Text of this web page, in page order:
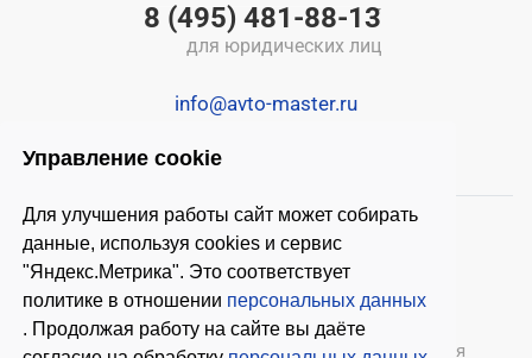
Управление cookie
Для улучшения работы сайт может собирать
данные, используя cookies и сервис
"Яндекс.Метрика". Это соответствует
политике в отношении персональных данных
. Продолжая работу на сайте вы даёте
8 (495) 481-88-13
для юридических лиц
info@avto-master.ru
© 2026 ООО «Автомастер»— оборудование для